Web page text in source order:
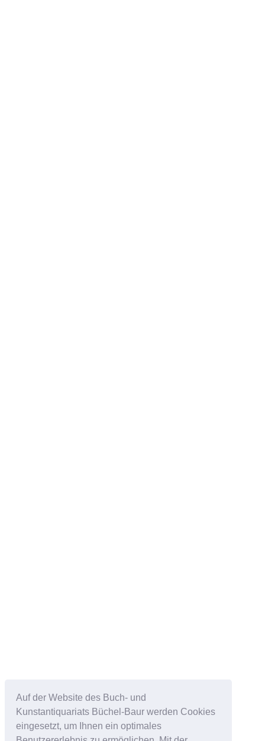
Auf der Website des Buch- und
Kunstantiquariats Büchel-Baur werden Cookies
eingesetzt, um Ihnen ein optimales